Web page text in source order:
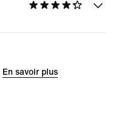
En savoir plus